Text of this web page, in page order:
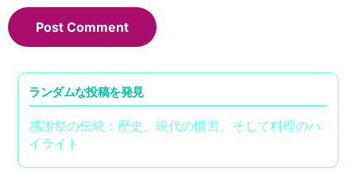
ランダムな投稿を発見
感謝祭の伝統：歴史、現代の慣習、そして料理のハ
イライト